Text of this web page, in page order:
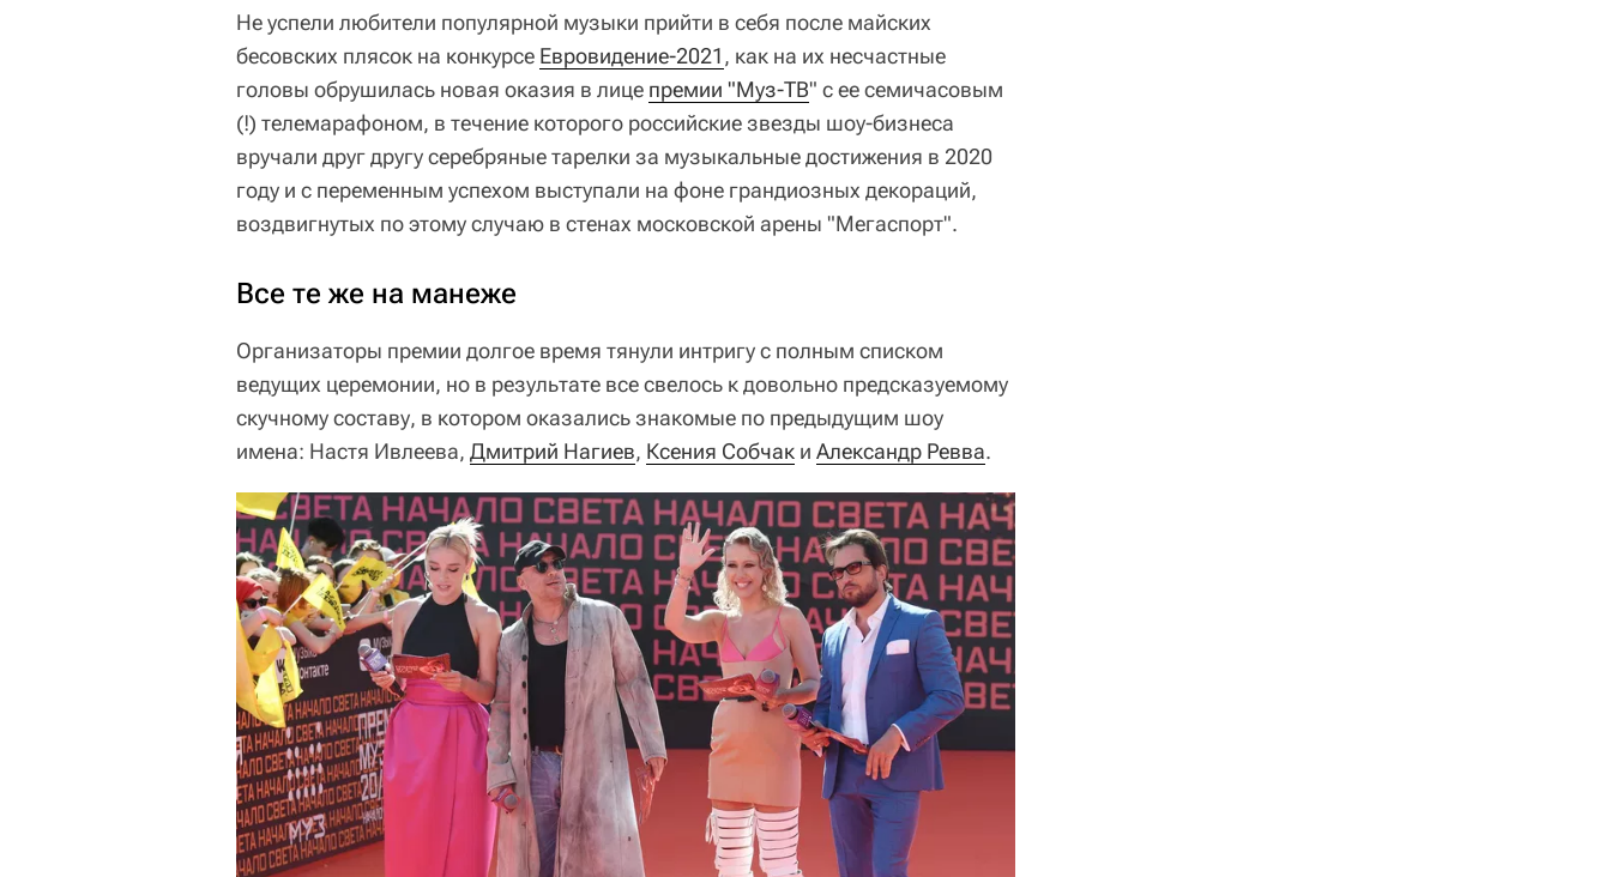
Не успели любители популярной музыки прийти в себя после майских
бесовских плясок на конкурсе Евровидение-2021, как на их несчастные
головы обрушилась новая оказия в лице премии "Муз-ТВ" с ее семичасовым
(!) телемарафоном, в течение которого российские звезды шоу-бизнеса
вручали друг другу серебряные тарелки за музыкальные достижения в 2020
году и с переменным успехом выступали на фоне грандиозных декораций,
воздвигнутых по этому случаю в стенах московской арены "Мегаспорт".
Все те же на манеже
Организаторы премии долгое время тянули интригу с полным списком
ведущих церемонии, но в результате все свелось к довольно предсказуемому
скучному составу, в котором оказались знакомые по предыдущим шоу
имена: Настя Ивлеева, Дмитрий Нагиев, Ксения Собчак и Александр Ревва.